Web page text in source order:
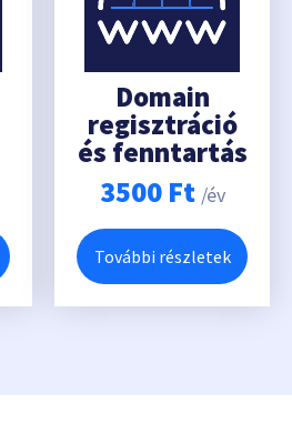
Domain
regisztráció
és fenntartás
3500 Ft /év
További részletek